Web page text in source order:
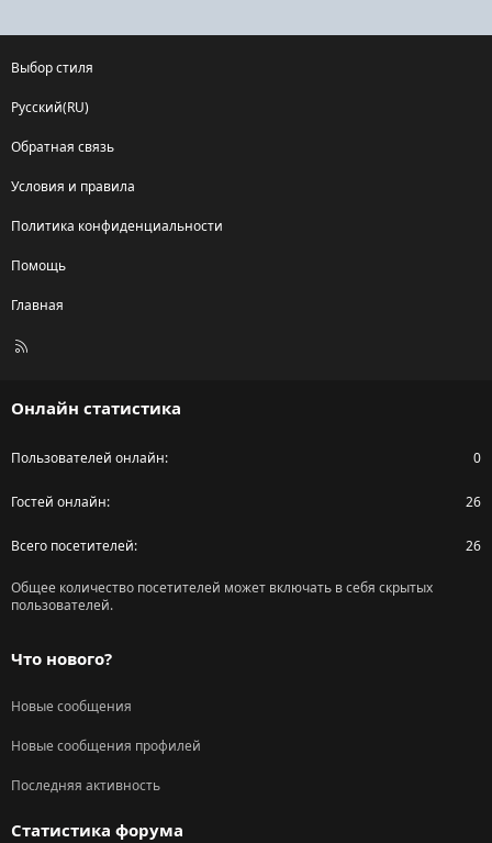
Выбор стиля
Русский(RU)
Обратная связь
Условия и правила
Политика конфиденциальности
Помощь
Главная
R
Онлайн статистика
Пользователей онлайн 0
Гостей онлайн 26
Всего посетителей 26
Общее количество посетителей может включать в себя скрытых
пользователей.
Что нового?
Новые сообщения
Новые сообщения профилей
Последняя активность
Статистика форума